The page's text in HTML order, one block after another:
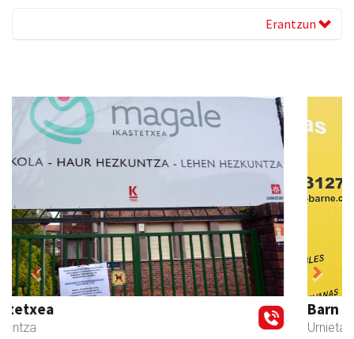
Erantzun
Barn trasteleku eta biltegi txikien alokairua
Urnieta
Previous Next